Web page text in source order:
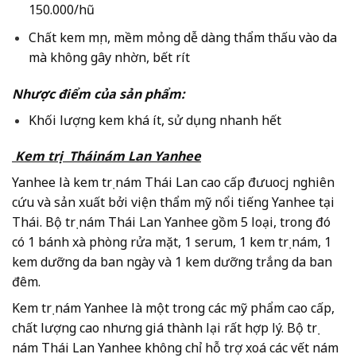
150.000/hũ
Chất kem mịn, mềm mỏng dễ dàng thẩm thấu vào da
mà không gây nhờn, bết rít
Nhược điểm của sản phẩm:
Khối lượng kem khá ít, sử dụng nhanh hết
Kem trị Tháinám Lan Yanhee
Yanhee là kem trị nám Thái Lan cao cấp đưuocj nghiên
cứu và sản xuất bởi viện thẩm mỹ nổi tiếng Yanhee tại
Thái. Bộ trị nám Thái Lan Yanhee gồm 5 loại, trong đó
có 1 bánh xà phòng rửa mặt, 1 serum, 1 kem trị nám, 1
kem dưỡng da ban ngày và 1 kem dưỡng trắng da ban
đêm.
Kem trị nám Yanhee là một trong các mỹ phẩm cao cấp,
chất lượng cao nhưng giá thành lại rất hợp lý. Bộ trị
nám Thái Lan Yanhee không chỉ hỗ trợ xoá các vết nám